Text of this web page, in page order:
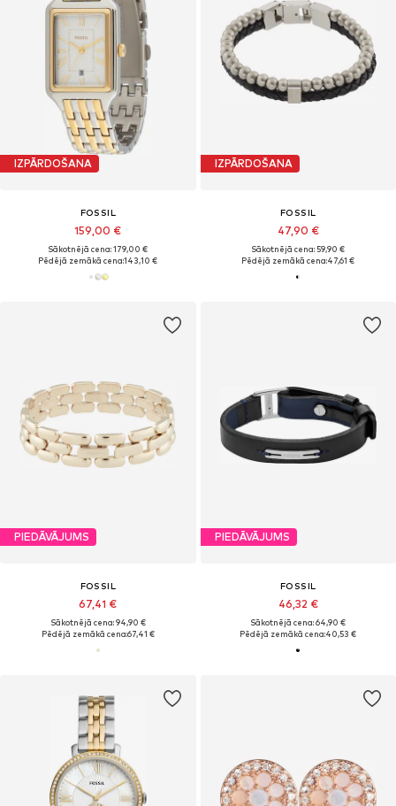
IZPĀRDOŠANA
FOSSIL
159,00 €
Sākotnējā cena: 179,00 €
Pēdējā zemākā cena:143,10 €
IZPĀRDOŠANA
FOSSIL
47,90 €
Sākotnējā cena: 59,90 €
Pēdējā zemākā cena:47,61 €
PIEDĀVĀJUMS
FOSSIL
67,41 €
Sākotnējā cena: 94,90 €
Pēdējā zemākā cena:67,41 €
PIEDĀVĀJUMS
FOSSIL
46,32 €
Sākotnējā cena: 64,90 €
Pēdējā zemākā cena:40,53 €